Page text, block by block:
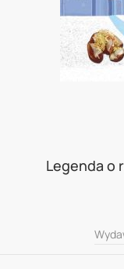
Legenda o